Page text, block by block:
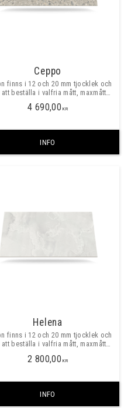
Ceppo
finns i 12 och 20 mm tjocklek och
att beställa i valfria mått, maxmått
4 690,00 KR
INFO
Helena
finns i 12 och 20 mm tjocklek och
att beställa i valfria mått, maxmått
2 800,00 KR
INFO